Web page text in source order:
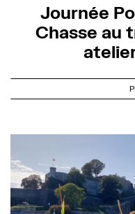
Journée
Chasse au